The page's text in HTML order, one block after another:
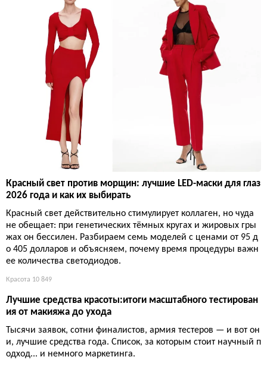
Красный свет против морщин: лучшие LED-маски для глаз
2026 года и как их выбирать
Красный свет действительно стимулирует коллаген, но чуда
не обещает: при генетических тёмных кругах и жировых гры
жах он бессилен. Разбираем семь моделей с ценами от 95 д
о 405 долларов и объясняем, почему время процедуры важн
ее количества светодиодов.
Красота 10 849
Лучшие средства красоты:итоги масштабного тестирован
ия от макияжа до ухода
Тысячи заявок, сотни финалистов, армия тестеров — и вот он
и, лучшие средства года. Список, за которым стоит научный п
одход... и немного маркетинга.